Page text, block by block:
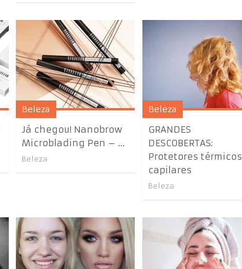
Beleza
Já chegou! Nanobrow
Microblading Pen – ...
Beleza
Beleza
GRANDES
DESCOBERTAS:
Protetores térmicos
capilares
Beleza